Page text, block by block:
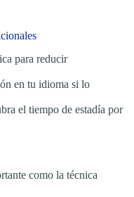
para reducir
en tu idioma si lo
el tiempo de estadía por
como la técnica